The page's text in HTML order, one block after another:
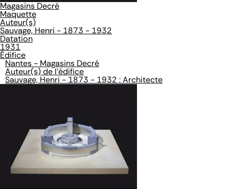
Magasins Decré
Maquette
Auteur(s)
Sauvage, Henri - 1873 - 1932
Datation
1931
Édifice
Nantes - Magasins Decré
Auteur(s) de l'édifice
Sauvage, Henri - 1873 - 1932 : Architecte